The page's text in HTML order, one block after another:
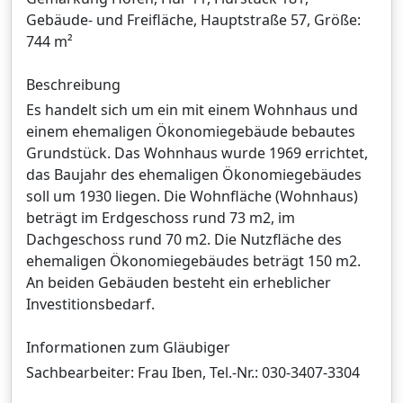
Gebäude- und Freifläche, Hauptstraße 57, Größe:
744 m²
Beschreibung
Es handelt sich um ein mit einem Wohnhaus und
einem ehemaligen Ökonomiegebäude bebautes
Grundstück. Das Wohnhaus wurde 1969 errichtet,
das Baujahr des ehemaligen Ökonomiegebäudes
soll um 1930 liegen. Die Wohnfläche (Wohnhaus)
beträgt im Erdgeschoss rund 73 m2, im
Dachgeschoss rund 70 m2. Die Nutzfläche des
ehemaligen Ökonomiegebäudes beträgt 150 m2.
An beiden Gebäuden besteht ein erheblicher
Investitionsbedarf.
Informationen zum Gläubiger
Sachbearbeiter: Frau Iben, Tel.-Nr.: 030-3407-3304